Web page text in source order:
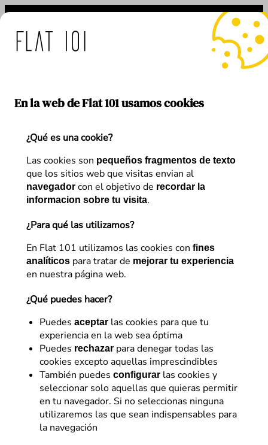
En la web de Flat 101 usamos cookies
¿Qué es una cookie?
Las cookies son pequeños fragmentos de texto
que los sitios web que visitas envian al
navegador con el objetivo de recordar la
informacion sobre tu visita.
¿Para qué las utilizamos?
En Flat 101 utilizamos las cookies con fines
analíticos para tratar de mejorar tu experiencia
en nuestra página web.
¿Qué puedes hacer?
Puedes aceptar las cookies para que tu
experiencia en la web sea óptima
Puedes rechazar para denegar todas las
cookies excepto aquellas imprescindibles
También puedes configurar las cookies y
seleccionar solo aquellas que quieras permitir
en tu navegador. Si no seleccionas ninguna
utilizaremos las que sean indispensables para
la navegación
Saltar
contenido
Etiqueta:NLP
SEO
Google MUM: Inteligencia
artificial en la experiencia
de búsqueda